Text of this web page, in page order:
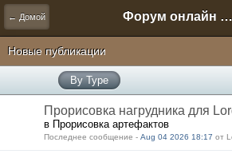
← Домой Форум онлайн игры "Новая Эра" (Нюра Биз)
Новые публикации
By Type
Прорисовка нагрудника для
в Прорисовка артефактов
Последнее сообщение - Aug 04 2026 18:17 от